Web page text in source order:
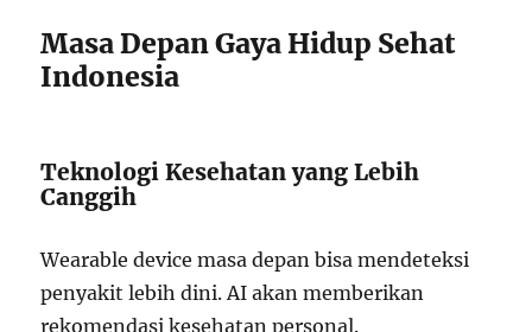
Masa Depan Gaya Hidup Sehat
Indonesia
Teknologi Kesehatan yang Lebih
Canggih
Wearable device masa depan bisa mendeteksi
penyakit lebih dini. AI akan memberikan
rekomendasi kesehatan personal.